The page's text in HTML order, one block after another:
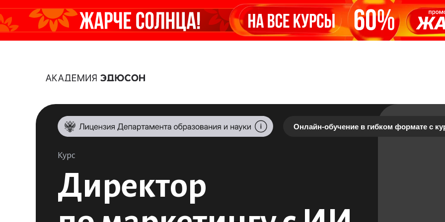
Курс
Директор
Онлайн-обучение в гибком формате с